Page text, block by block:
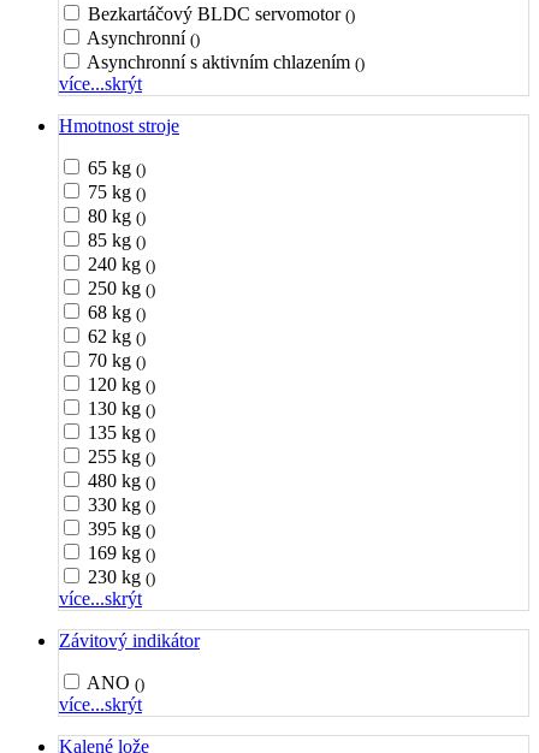
Bezkartáčový BLDC servomotor ()
Asynchronní ()
Asynchronní s aktivním chlazením ()
více...skrýt
Hmotnost stroje
65 kg ()
75 kg ()
80 kg ()
85 kg ()
240 kg ()
250 kg ()
68 kg ()
62 kg ()
70 kg ()
120 kg ()
130 kg ()
135 kg ()
255 kg ()
480 kg ()
330 kg ()
395 kg ()
169 kg ()
230 kg ()
více...skrýt
Závitový indikátor
ANO ()
více...skrýt
Kalené lože